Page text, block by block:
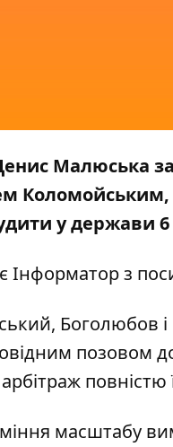
Малюська
у держави
Інформаторз
Боголюбов і
позовом
масштабу